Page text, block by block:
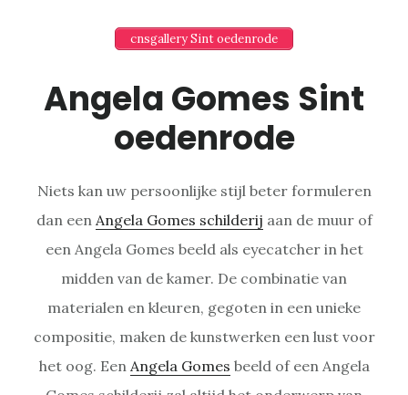
cnsgallery Sint oedenrode
Angela Gomes Sint
oedenrode
Niets kan uw persoonlijke stijl beter formuleren
dan een Angela Gomes schilderij aan de muur of
een Angela Gomes beeld als eyecatcher in het
midden van de kamer. De combinatie van
materialen en kleuren, gegoten in een unieke
compositie, maken de kunstwerken een lust voor
het oog. Een Angela Gomes beeld of een Angela